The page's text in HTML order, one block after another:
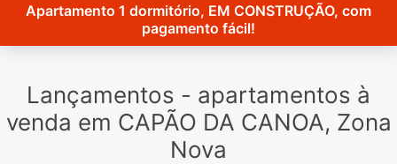
Apartamento 1 dormitório, EM CONSTRUÇÃO, com
pagamento fácil!
Lançamentos - apartamentos à
venda em CAPÃO DA CANOA, Zona
Nova